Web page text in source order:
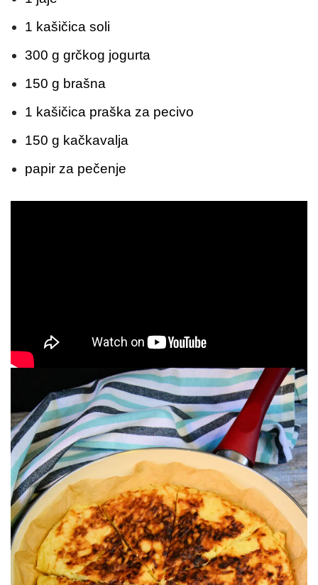
1 kašičica soli
300 g grčkog jogurta
150 g brašna
1 kašičica praška za pecivo
150 g kačkavalja
papir za pečenje